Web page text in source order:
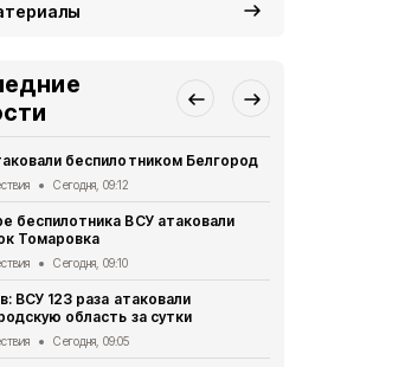
беспилотником Белгород
Сегодня, 09:12
беспилотника ВСУ атаковали
Томаровка
Сегодня, 09:10
ВСУ 123 раза атаковали
область за сутки
Сегодня, 09:05